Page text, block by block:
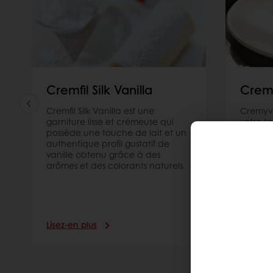
perfectionner les classiques et d'explorer de
compromettre leur goût et leur texture tant
Cremfil Silk Vanilla
Cremfil Silk Vanilla est une
garniture lisse et crémeuse qui
possède une touche de lait et un
authentique profil gustatif de
vanille obtenu grâce à des
arômes et des colorants naturels.
Lisez-en plus
votre